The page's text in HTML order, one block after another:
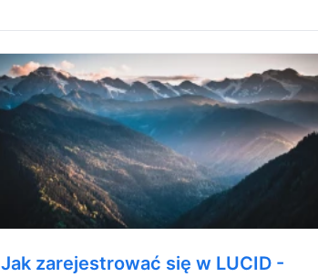
Jak zarejestrować się w LUCID -